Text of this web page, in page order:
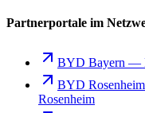
Partnerportale im
BYD Bayern —
BYD Rosenheim
Rosenheim